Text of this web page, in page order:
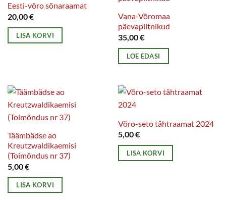
Eesti-võro sõnaraamat
20,00€
LISA KORVI
Vana-Võromaa
päevapiltnikud
35,00€
LOE EDASI
Täämbädse ao
Kreutzwaldikaemisi
(Toimõndus nr 37)
5,00€
LISA KORVI
Võro-seto tähtraamat 2024
5,00€
LISA KORVI